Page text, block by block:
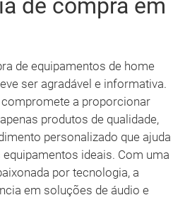
de compra em
de equipamentos de home
ser agradável e informativa.
compromete a proporcionar
produtos de qualidade,
personalizado que ajuda
ideais. Com uma
por tecnologia, a
em soluções de áudio e